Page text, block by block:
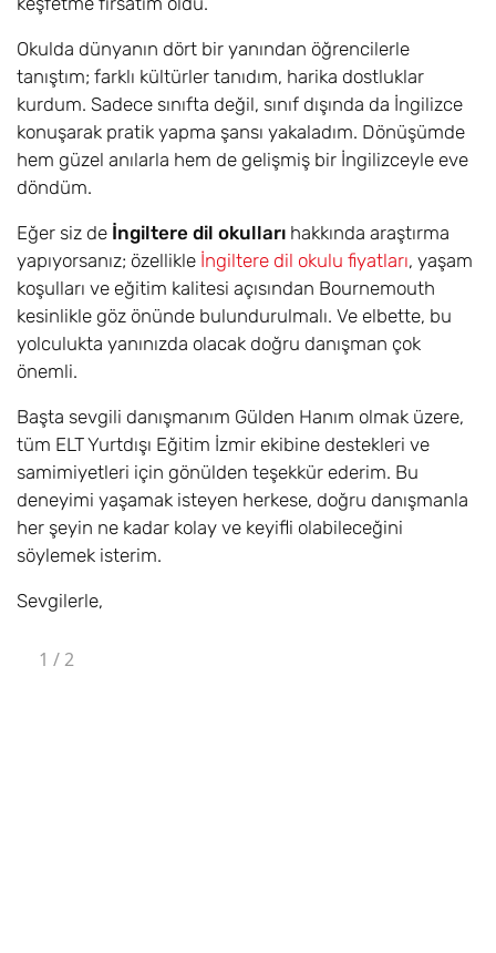
Okulda dünyanın dört bir yanından öğrencilerle
tanıştım; farklı kültürler tanıdım, harika dostluklar
kurdum. Sadece sınıfta değil, sınıf dışında da İngilizce
konuşarak pratik yapma şansı yakaladım. Dönüşümde
hem güzel anılarla hem de gelişmiş bir İngilizceyle eve
döndüm.
Eğer siz de İngiltere dil okulları hakkında araştırma
yapıyorsanız; özellikle İngiltere dil okulu fiyatları, yaşam
koşulları ve eğitim kalitesi açısından Bournemouth
kesinlikle göz önünde bulundurulmalı. Ve elbette, bu
yolculukta yanınızda olacak doğru danışman çok
önemli.
Başta sevgili danışmanım Gülden Hanım olmak üzere,
tüm ELT Yurtdışı Eğitim İzmir ekibine destekleri ve
samimiyetleri için gönülden teşekkür ederim. Bu
deneyimi yaşamak isteyen herkese, doğru danışmanla
her şeyin ne kadar kolay ve keyifli olabileceğini
söylemek isterim.
Sevgilerle,
1 /2